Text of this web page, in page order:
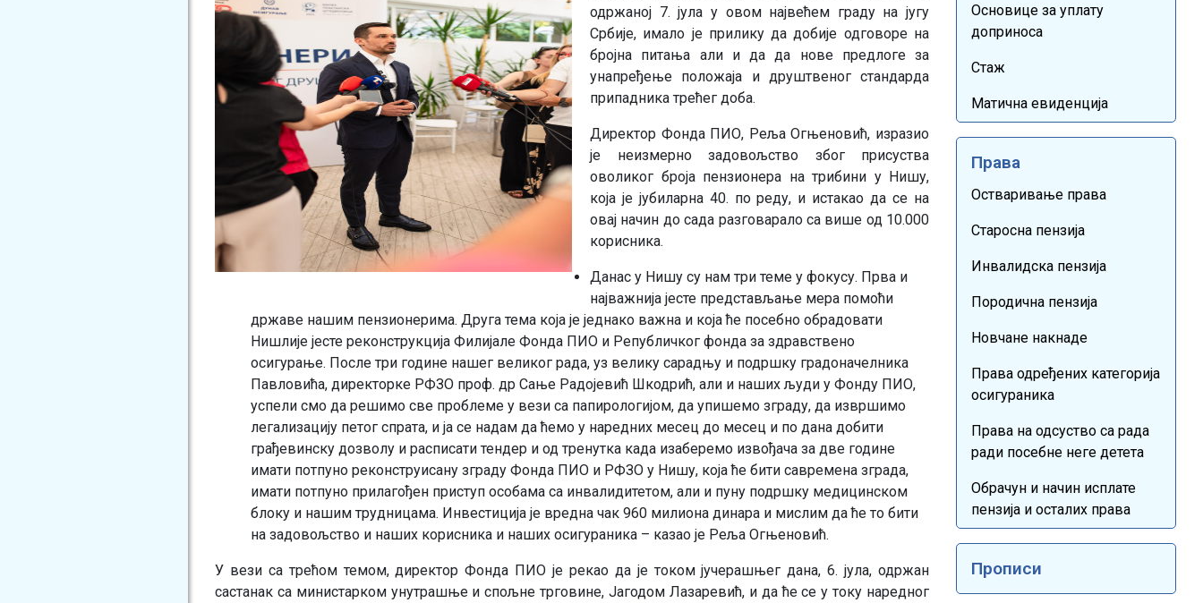
одржаној 7. јула у овом највећем граду на југу
Србије, имало је прилику да добије одговоре на
бројна питања али и да да нове предлоге за
унапређење положаја и друштвеног стандарда
припадника трећег доба.
Директор Фонда ПИО, Реља Огњеновић, изразио
је неизмерно задовољство због присуства
оволиког броја пензионера на трибини у Нишу,
која је јубиларна 40. по реду, и истакао да се на
овај начин до сада разговарало са више од 10.000
корисника.
Данас у Нишу су нам три теме у фокусу. Прва и
најважнија јесте представљање мера помоћи
државе нашим пензионерима. Друга тема која је једнако важна и која ће посебно обрадовати
Нишлије јесте реконструкција Филијале Фонда ПИО и Републичког фонда за здравствено
осигурање. После три године нашег великог рада, уз велику сарадњу и подршку градоначелника
Павловића, директорке РФЗО проф. др Сање Радојевић Шкодрић, али и наших људи у Фонду ПИО,
успели смо да решимо све проблеме у вези са папирологијом, да упишемо зграду, да извршимо
легализацију петог спрата, и ја се надам да ћемо у наредних месец до месец и по дана добити
грађевинску дозволу и расписати тендер и од тренутка када изаберемо извођача за две године
имати потпуно реконструисану зграду Фонда ПИО и РФЗО у Нишу, која ће бити савремена зграда,
имати потпуно прилагођен приступ особама са инвалидитетом, али и пуну подршку медицинском
блоку и нашим трудницама. Инвестиција је вредна чак 960 милиона динара и мислим да ће то бити
на задовољство и наших корисника и наших осигураника – казао је Реља Огњеновић.
У вези са трећом темом, директор Фонда ПИО је рекао да је током јучерашњег дана, 6. јула, одржан
састанак са министарком унутрашње и спољне трговине, Јагодом Лазаревић, и да ће се у току наредног
Основице за уплату
доприноса
Стаж
Матична евиденција
Права
Остваривање права
Старосна пензија
Инвалидска пензија
Породична пензија
Новчане накнаде
Права одређених категорија
осигураника
Права на одсуство са рада
ради посебне неге детета
Обрачун и начин исплате
пензија и осталих права
Прописи